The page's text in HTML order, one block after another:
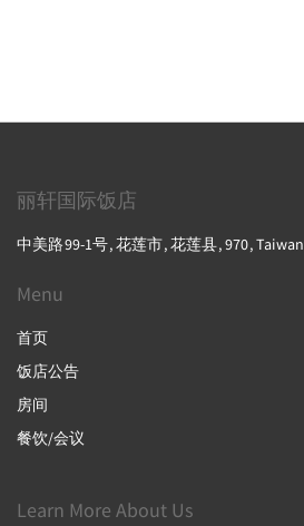
丽轩国际饭店
中美路99-1号, 花莲市, 花莲县, 970, Taiwan
Menu
首页
饭店公告
房间
餐饮/会议
Learn More About Us